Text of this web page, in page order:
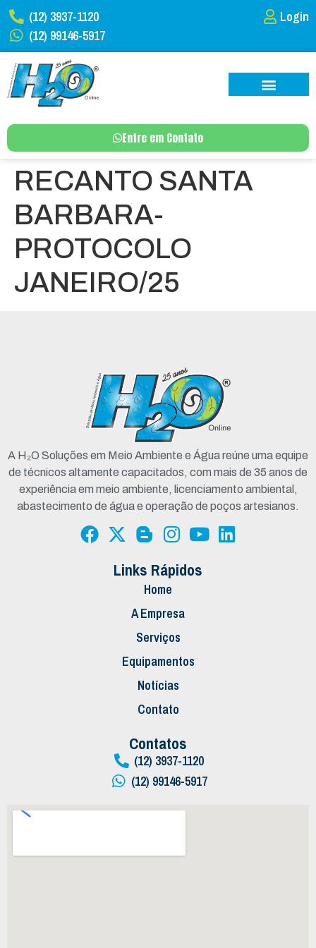
(12) 3937-1120
(12) 99146-5917
Login
Entre em Contato
RECANTO SANTA
BARBARA-
PROTOCOLO
JANEIRO/25
A H₂O Soluções em Meio Ambiente e Água reúne uma equipe
de técnicos altamente capacitados, com mais de 35 anos de
experiência em meio ambiente, licenciamento ambiental,
abastecimento de água e operação de poços artesianos.
Links Rápidos
Home
A Empresa
Serviços
Equipamentos
Notícias
Contato
Contatos
(12) 3937-1120
(12) 99146-5917